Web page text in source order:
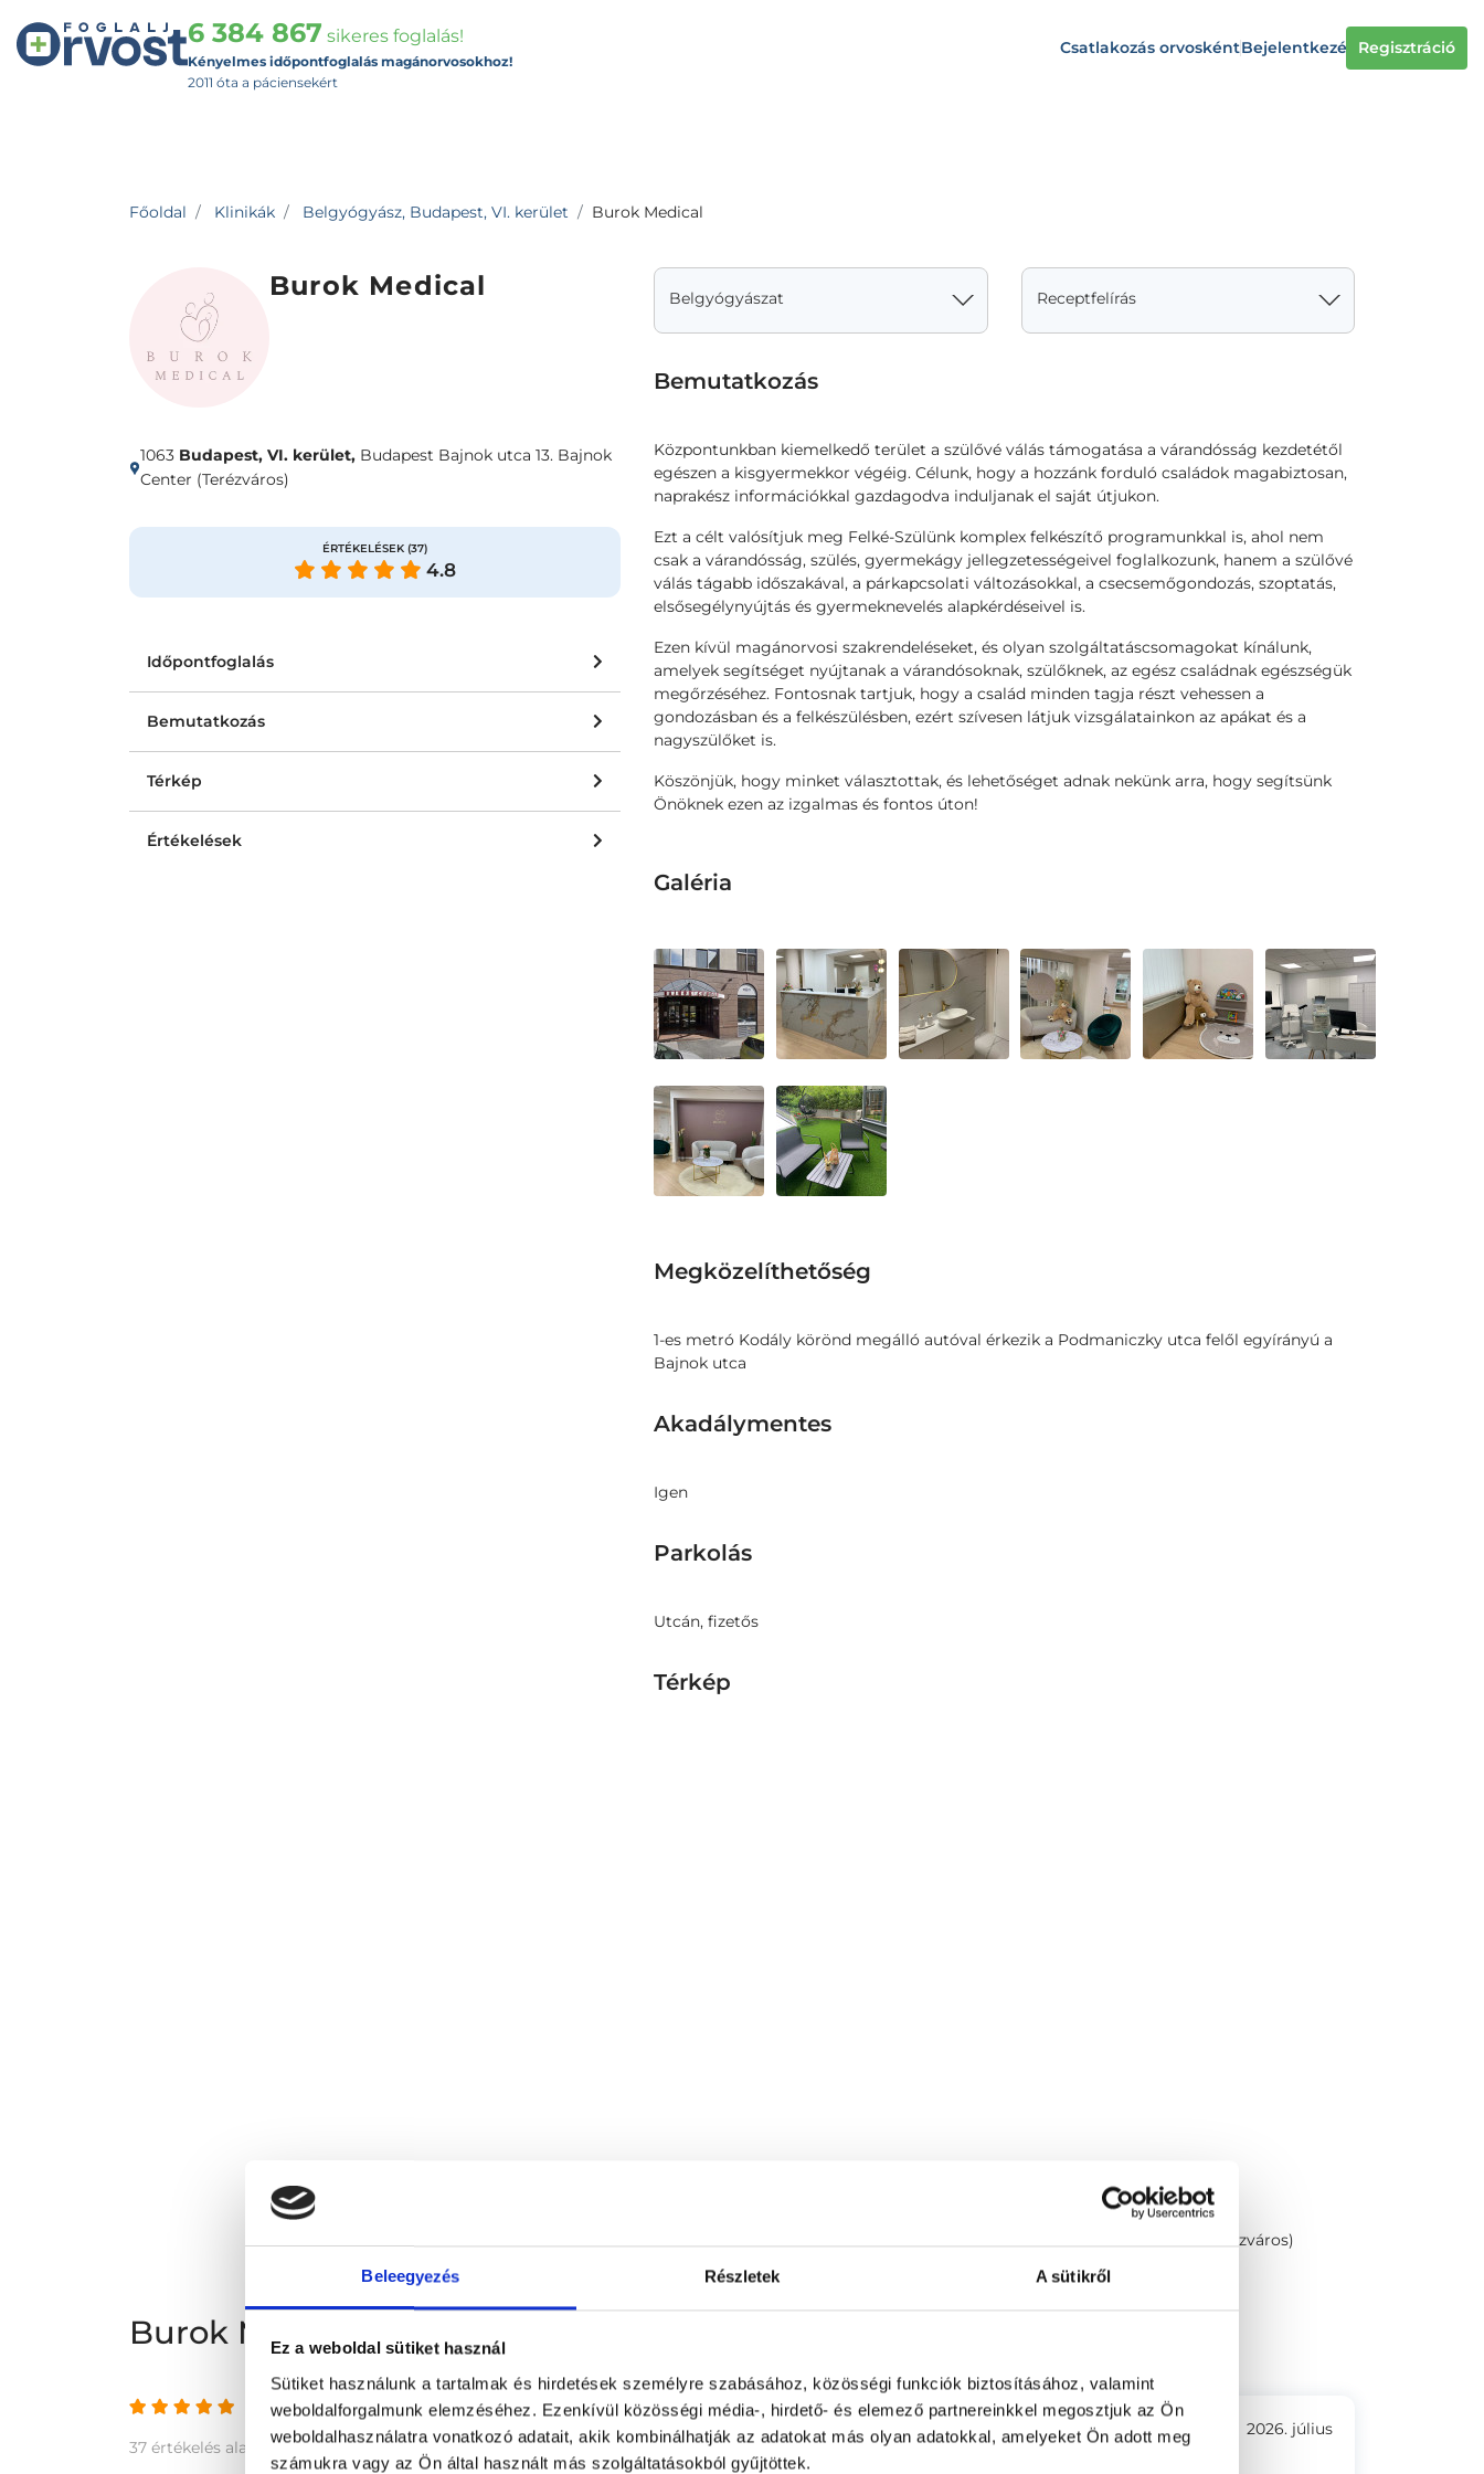
Beleegyezés Részletek A sütikről
Ez a weboldal sütiket használ
Sütiket használunk a tartalmak és hirdetések személyre szabásához, közösségi funkciók biztosításához, valamint
weboldalforgalmunk elemzéséhez. Ezenkívül közösségi média-, hirdető- és elemező partnereinkkel megosztjuk az Ön
weboldalhasználatra vonatkozó adatait, akik kombinálhatják az adatokat más olyan adatokkal, amelyeket Ön adott meg
számukra vagy az Ön által használt más szolgáltatásokból gyűjtöttek.
6 384 867 sikeres foglalás!
Kényelmes időpontfoglalás magánorvosokhoz!
2011 óta a páciensekért
Csatlakozás orvoskéntBejelentkezés Regisztráció
Főoldal Klinikák Belgyógyász, Budapest, VI. kerület Burok Medical
Burok Medical
ÉRTÉKELÉSEK (37)
4.8
1063 Budapest, VI. kerület, Budapest Bajnok utca 13. Bajnok
Center (Terézváros)
Időpontfoglalás
Bemutatkozás
Térkép
Értékelések
Belgyógyászat Receptfelírás
Bemutatkozás
Központunkban kiemelkedő terület a szülővé válás támogatása a várandósság kezdetétől
egészen a kisgyermekkor végéig. Célunk, hogy a hozzánk forduló családok magabiztosan,
naprakész információkkal gazdagodva induljanak el saját útjukon.
Ezt a célt valósítjuk meg Felké-Szülünk komplex felkészítő programunkkal is, ahol nem
csak a várandósság, szülés, gyermekágy jellegzetességeivel foglalkozunk, hanem a szülővé
válás tágabb időszakával, a párkapcsolati változásokkal, a csecsemőgondozás, szoptatás,
elsősegélynyújtás és gyermeknevelés alapkérdéseivel is.
Ezen kívül magánorvosi szakrendeléseket, és olyan szolgáltatáscsomagokat kínálunk,
amelyek segítséget nyújtanak a várandósoknak, szülőknek, az egész családnak egészségük
megőrzéséhez. Fontosnak tartjuk, hogy a család minden tagja részt vehessen a
gondozásban és a felkészülésben, ezért szívesen látjuk vizsgálatainkon az apákat és a
nagyszülőket is.
Köszönjük, hogy minket választottak, és lehetőséget adnak nekünk arra, hogy segítsünk
Önöknek ezen az izgalmas és fontos úton!
Galéria
Megközelíthetőség
1-es metró Kodály körönd megálló autóval érkezik a Podmaniczky utca felől egyírányú a
Bajnok utca
Akadálymentes
Igen
Parkolás
Utcán, fizetős
Térkép
Budapest Bajnok utca 13. Bajnok Center (Terézváros)
Burok Medical vélemények
4.8 az 5-ből
37 értékelés alapján
Anonym 2026. július